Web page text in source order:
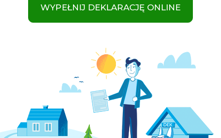
WYPEŁNIJ DEKLARACJĘ ONLINE